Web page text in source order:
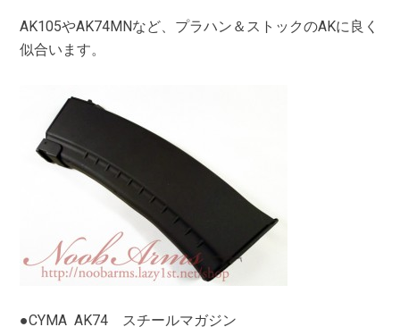
AK105やAK74MNなど、プラハン＆ストックのAKに良く
似合います。
●CYMA AK74 スチールマガジン